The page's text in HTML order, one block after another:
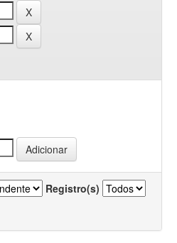
Registro(s)